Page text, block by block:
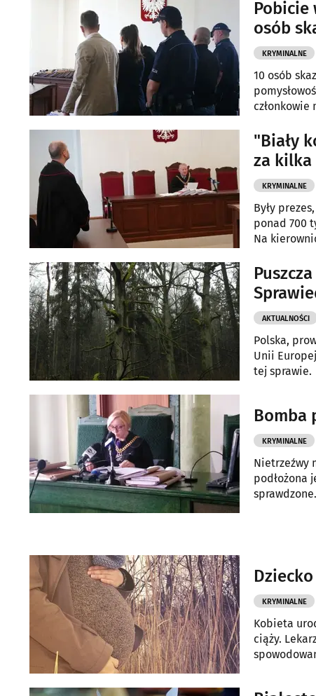
Pobicie
osób
KRYMINALNE
10 osób
"Biały
za
KRYMINALNE
Były
ponad 700
Na
AKTUALNOŚCI
Polska,
Unii
tej sprawie.
Bomba
KRYMINALNE
Nietrzeźwy
podłożona
KRYMINALNE
Kobieta
ciąży.